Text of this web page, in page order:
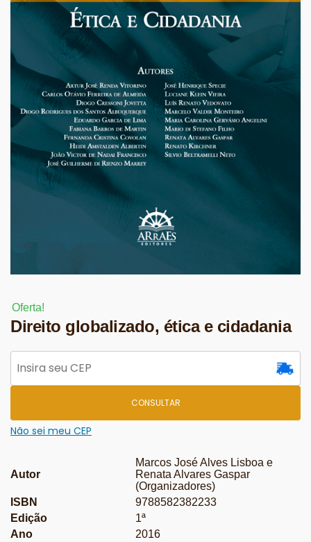
Oferta!
Direito globalizado, ética e cidadania
CONSULTAR
Não sei meu CEP
Autor
Marcos José Alves Lisboa e
Renata Alvares Gaspar
(Organizadores)
ISBN
9788582382233
Edição
1ª
Ano
2016